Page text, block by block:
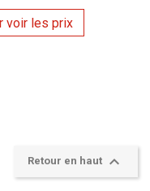
voir les prix
Retour en haut 